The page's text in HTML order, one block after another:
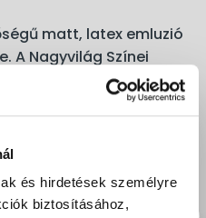
és hirdetések személyre
biztosításához,
matt, latex emluzió
A Nagyvilág Színei
Pigment Pro
csúcsminőségű
tartós színeket és
megőrizve a